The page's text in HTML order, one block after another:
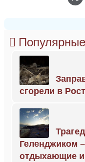
сгорели в
Геленджиком
отдыхающие